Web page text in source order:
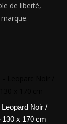
de liberté,
Noir /
130 x 170 cm